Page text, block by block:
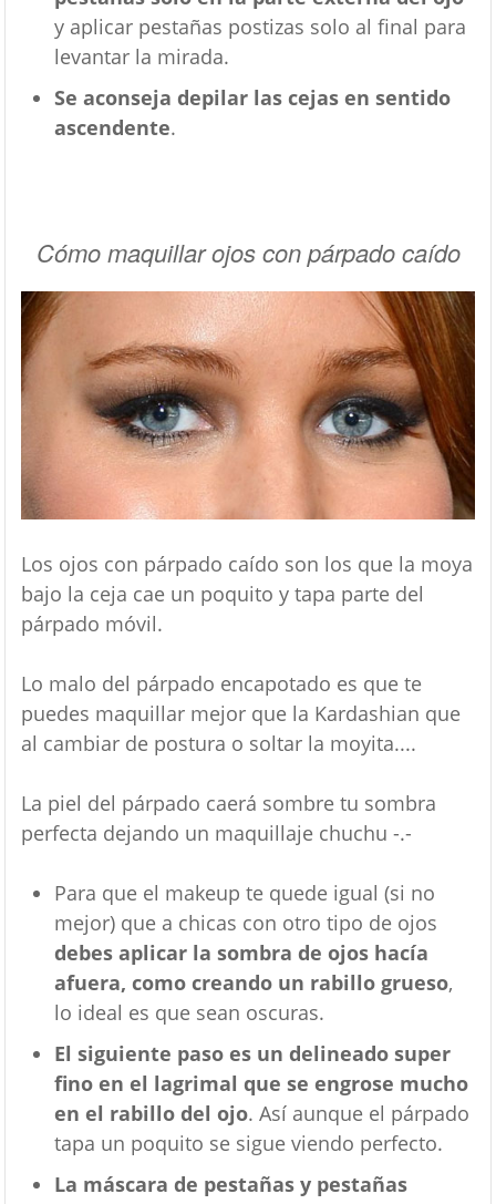
y aplicar pestañas postizas solo al final para
levantar la mirada.
Se aconseja depilar las cejas en sentido
ascendente.
Cómo maquillar ojos con párpado caído
Los ojos con párpado caído son los que la moya
bajo la ceja cae un poquito y tapa parte del
párpado móvil.
Lo malo del párpado encapotado es que te
puedes maquillar mejor que la Kardashian que
al cambiar de postura o soltar la moyita....
La piel del párpado caerá sombre tu sombra
perfecta dejando un maquillaje chuchu -.-
Para que el makeup te quede igual (si no
mejor) que a chicas con otro tipo de ojos
debes aplicar la sombra de ojos hacía
afuera, como creando un rabillo grueso,
lo ideal es que sean oscuras.
El siguiente paso es un delineado super
fino en el lagrimal que se engrose mucho
en el rabillo del ojo. Así aunque el párpado
tapa un poquito se sigue viendo perfecto.
La máscara de pestañas y pestañas